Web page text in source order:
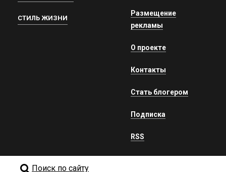
СТИЛЬ ЖИЗНИ
Размещение
рекламы
О проекте
Контакты
Стать блогером
Подписка
RSS
Поиск по сайту